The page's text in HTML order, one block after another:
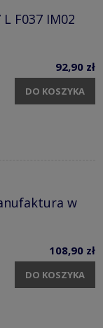
F037 IM02
92,90 zł
DO KOSZYKA
w
108,90 zł
DO KOSZYKA